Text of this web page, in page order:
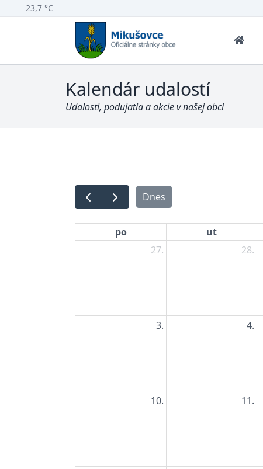
23,7 °C
Kalendár udalostí
Udalosti, podujatia a akcie v našej obci
Dnes
po ut
27.
28.
3. 4.
10. 11.